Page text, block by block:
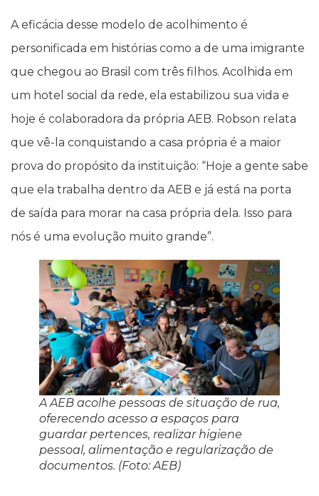
A eficácia desse modelo de acolhimento é
personificada em histórias como a de uma imigrante
que chegou ao Brasil com três filhos. Acolhida em
um hotel social da rede, ela estabilizou sua vida e
hoje é colaboradora da própria AEB. Robson relata
que vê-la conquistando a casa própria é a maior
prova do propósito da instituição: “Hoje a gente sabe
que ela trabalha dentro da AEB e já está na porta
de saída para morar na casa própria dela. Isso para
nós é uma evolução muito grande”.
A AEB acolhe pessoas de situação de rua,
oferecendo acesso a espaços para
guardar pertences, realizar higiene
pessoal, alimentação e regularização de
documentos. (Foto: AEB)